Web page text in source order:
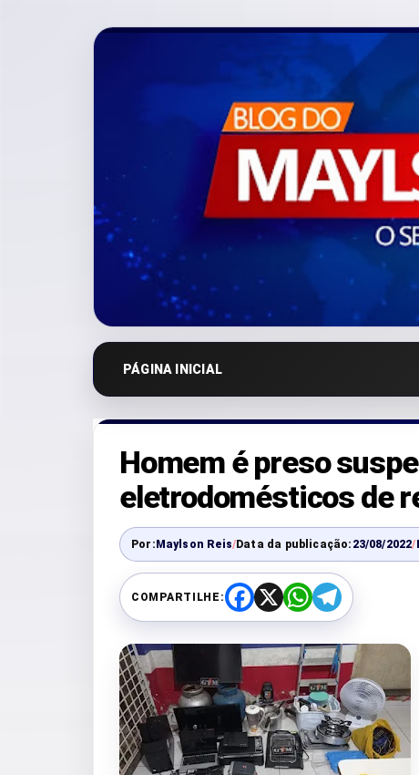
PÁGINA INICIAL
Homem é preso
eletrodomésticos de
Por:Maylson Reis/Data da publicação: 23/08/2022/
COMPARTILHE:
F
a
e
b
o
o
k
X
W
h
t
s
A
p
p
T
e
e
g
r
a
m